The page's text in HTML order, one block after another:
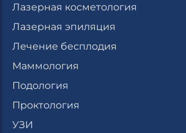
Лазерная косметология
Лазерная эпиляция
Лечение бесплодия
Маммология
Подология
Проктология
УЗИ